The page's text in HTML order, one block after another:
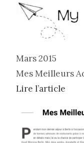
Mars 2015
Mes Meilleurs
Lire l’article